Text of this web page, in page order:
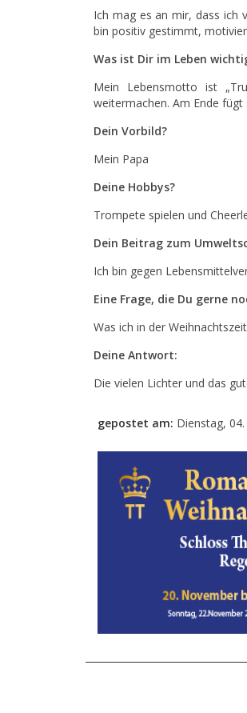
Ich mag es an mir, dass ich
bin positiv gestimmt,
Was ist Dir im Leben
Mein Lebensmotto ist
weitermachen. Am Ende
Dein Vorbild?
Mein Papa
Deine Hobbys?
Trompete spielen und
Dein Beitrag zum
Ich bin gegen
Eine Frage, die Du gerne
Was ich in der
Deine Antwort:
Die vielen Lichter und das
gepostet am: Dienstag,